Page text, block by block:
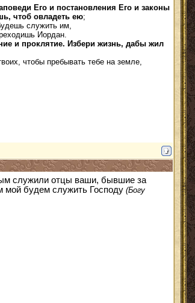
Его и постановления Его и законы
чтоб овладеть ею;
служить им,
Иордан.
и проклятие. Избери жизнь, дабы жил
чтобы пребывать тебе на земле,
служили отцы ваши, бывшие за
мой будем служить Господу (Богу